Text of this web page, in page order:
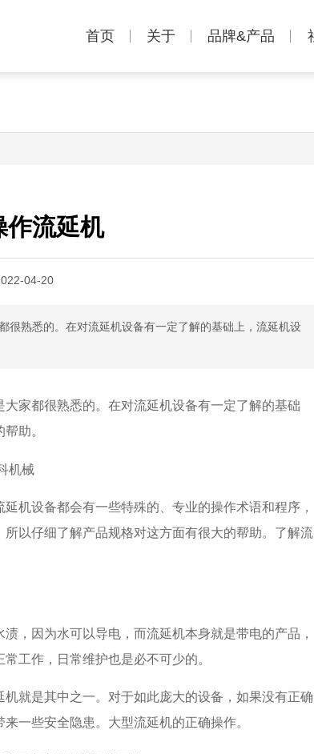
首页 关于 品牌&产品
作流延机
04-20
很熟悉的。在对流延机设备有一定了解的基础上，流延机设
家都很熟悉的。在对流延机设备有一定了解的基础
助。
机设备都会有一些特殊的、专业的操作术语和程序，
以仔细了解产品规格对这方面有很大的帮助。了解流
渍，因为水可以导电，而流延机本身就是带电的产品，
工作，日常维护也是必不可少的。
就是其中之一。对于如此庞大的设备，如果没有正确
一些安全隐患。大型流延机的正确操作。